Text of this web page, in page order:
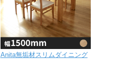
Anita無垢材スリムダイニング